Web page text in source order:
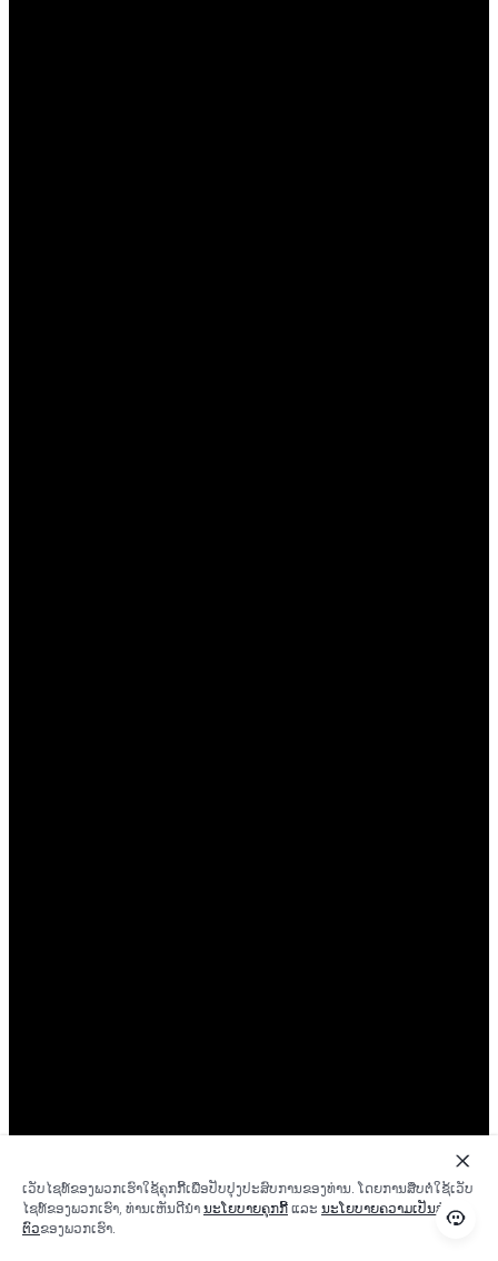
ເວັບ​ໄຊ​ທ໌​ຂອງ​ພວກ​ເຮົາ​ໃຊ້​ຄຸກ​ກີ້​ເພື່ອ​ປັບ​ປຸງ​ປະ​ສົບ​ການ​ຂອງ​ທ່ານ. ໂດຍ​ການ​ສືບ​ຕໍ່​ໃຊ້​ເວັບ​
ໄຊ​ທ໌​ຂອງ​ພວກ​ເຮົາ, ທ່ານ​ເຫັນ​ດີ​ນຳ​ນະ​ໂຍ​ບາຍ​ຄຸກ​ກີ້​ແລະ ນະ​ໂຍ​ບາຍ​ຄວາມ​ເປັນ​ສ່ວນ​
ຕົວ​ຂອງ​ພວກ​ເຮົາ.